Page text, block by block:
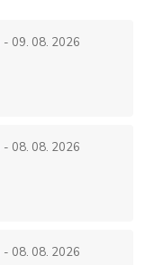
- 09. 08. 2026
- 08. 08. 2026
- 08. 08. 2026